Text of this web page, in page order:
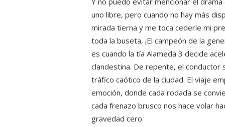
uno libre, pero cuando no hay más
mirada tierna y me toca cederle mi
toda la buseta, ¡El campeón de la
es cuando la tía Alameda 3 decide
clandestina. De repente, el
tráfico caótico de la ciudad. El viaje
emoción, donde cada rodada se
cada frenazo brusco nos hace volar
gravedad cero.